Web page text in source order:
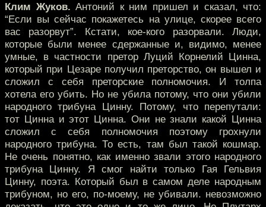
Клим Жуков. Антоний к ним пришел и сказал, что:
“Если вы сейчас покажетесь на улице, скорее всего
вас разорвут”. Кстати, кое-кого разорвали. Люди,
которые были менее сдержанные и, видимо, менее
умные, в частности претор Луций Корнелий Цинна,
который при Цезаре получил преторство, он вышел и
сложил с себя преторские полномочия. И толпа
хотела его убить. Но не убила потому, что они убили
народного трибуна Цинну. Потому, что перепутали:
тот Цинна и этот Цинна. Они не знали какой Цинна
сложил с себя полномочия поэтому грохнули
народного трибуна. То есть, там был такой кошмар.
Не очень понятно, как именно звали этого народного
трибуна Цинну. Я смог найти только Гая Гельвия
Цинну, поэта. Который был в самом деле народным
трибуном, но его, по-моему, не убивали. невозможно